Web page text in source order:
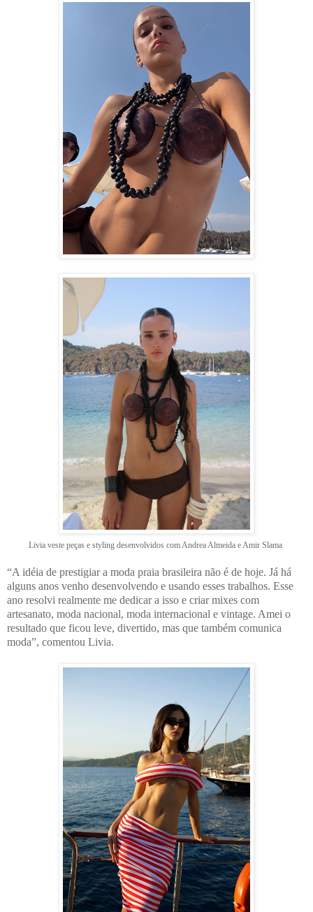
Livia veste peças e styling desenvolvidos com Andrea Almeida e Amir Slama
“A idéia de prestigiar a moda praia brasileira não é de hoje. Já há
alguns anos venho desenvolvendo e usando esses trabalhos. Esse
ano resolvi realmente me dedicar a isso e criar mixes com
artesanato, moda nacional, moda internacional e vintage. Amei o
resultado que ficou leve, divertido, mas que também comunica
moda”, comentou Livia.